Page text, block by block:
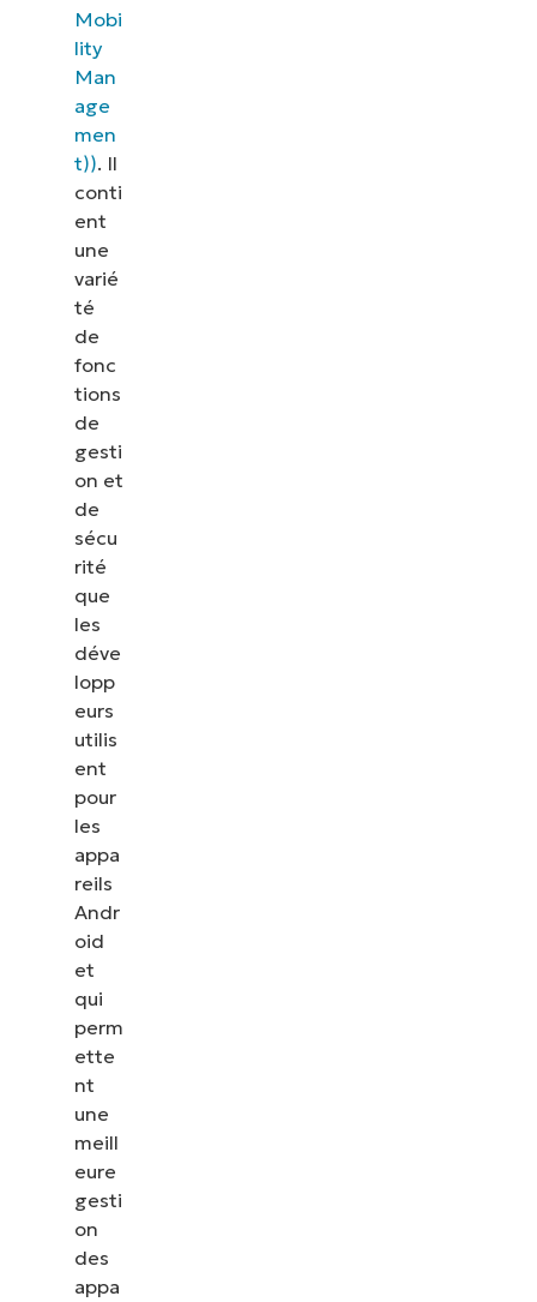
Mobi
lity
Man
age
men
t)). Il
conti
ent
une
varié
té
de
fonc
tions
de
gesti
on et
de
sécu
rité
que
les
déve
lopp
eurs
utilis
ent
pour
les
appa
reils
Andr
oid
et
qui
perm
ette
nt
une
meill
eure
gesti
on
des
appa